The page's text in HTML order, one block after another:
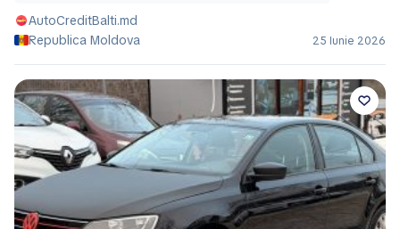
AutoCreditBalti.md
Republica Moldova
25 Iunie 2026